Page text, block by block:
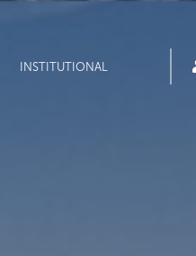
INSTITUTIONAL